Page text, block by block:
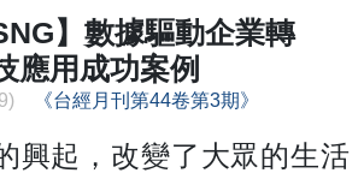
】數據驅動企業轉
應用成功案例
《台經月刊第44卷第3期》
興起，改變了大眾的生活